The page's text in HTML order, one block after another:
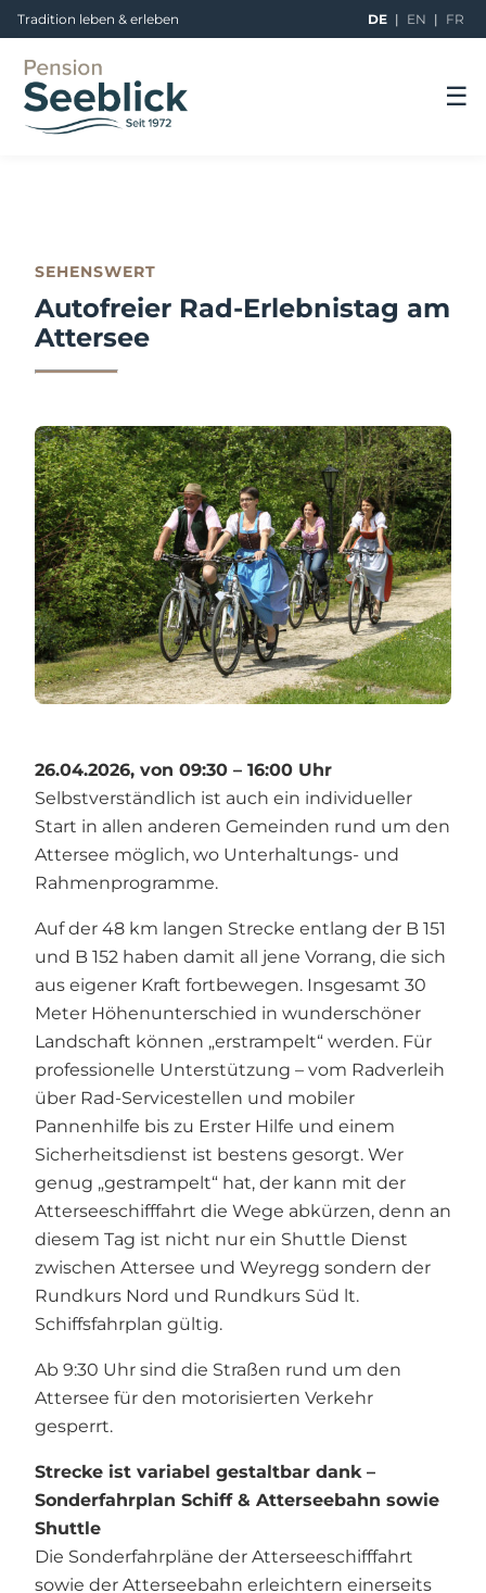
Tradition leben & erleben DE | EN | FR
☰
SEHENSWERT
Autofreier Rad-Erlebnistag am
Attersee
26.04.2026, von 09:30 – 16:00 Uhr
Selbstverständlich ist auch ein individueller
Start in allen anderen Gemeinden rund um den
Attersee möglich, wo Unterhaltungs- und
Rahmenprogramme.
Auf der 48 km langen Strecke entlang der B 151
und B 152 haben damit all jene Vorrang, die sich
aus eigener Kraft fortbewegen. Insgesamt 30
Meter Höhenunterschied in wunderschöner
Landschaft können „erstrampelt“ werden. Für
professionelle Unterstützung – vom Radverleih
über Rad-Servicestellen und mobiler
Pannenhilfe bis zu Erster Hilfe und einem
Sicherheitsdienst ist bestens gesorgt. Wer
genug „gestrampelt“ hat, der kann mit der
Atterseeschifffahrt die Wege abkürzen, denn an
diesem Tag ist nicht nur ein Shuttle Dienst
zwischen Attersee und Weyregg sondern der
Rundkurs Nord und Rundkurs Süd lt.
Schiffsfahrplan gültig.
Ab 9:30 Uhr sind die Straßen rund um den
Attersee für den motorisierten Verkehr
gesperrt.
Strecke ist variabel gestaltbar dank –
Sonderfahrplan Schiff & Atterseebahn sowie
Shuttle
Die Sonderfahrpläne der Atterseeschifffahrt
sowie der Atterseebahn erleichtern einerseits